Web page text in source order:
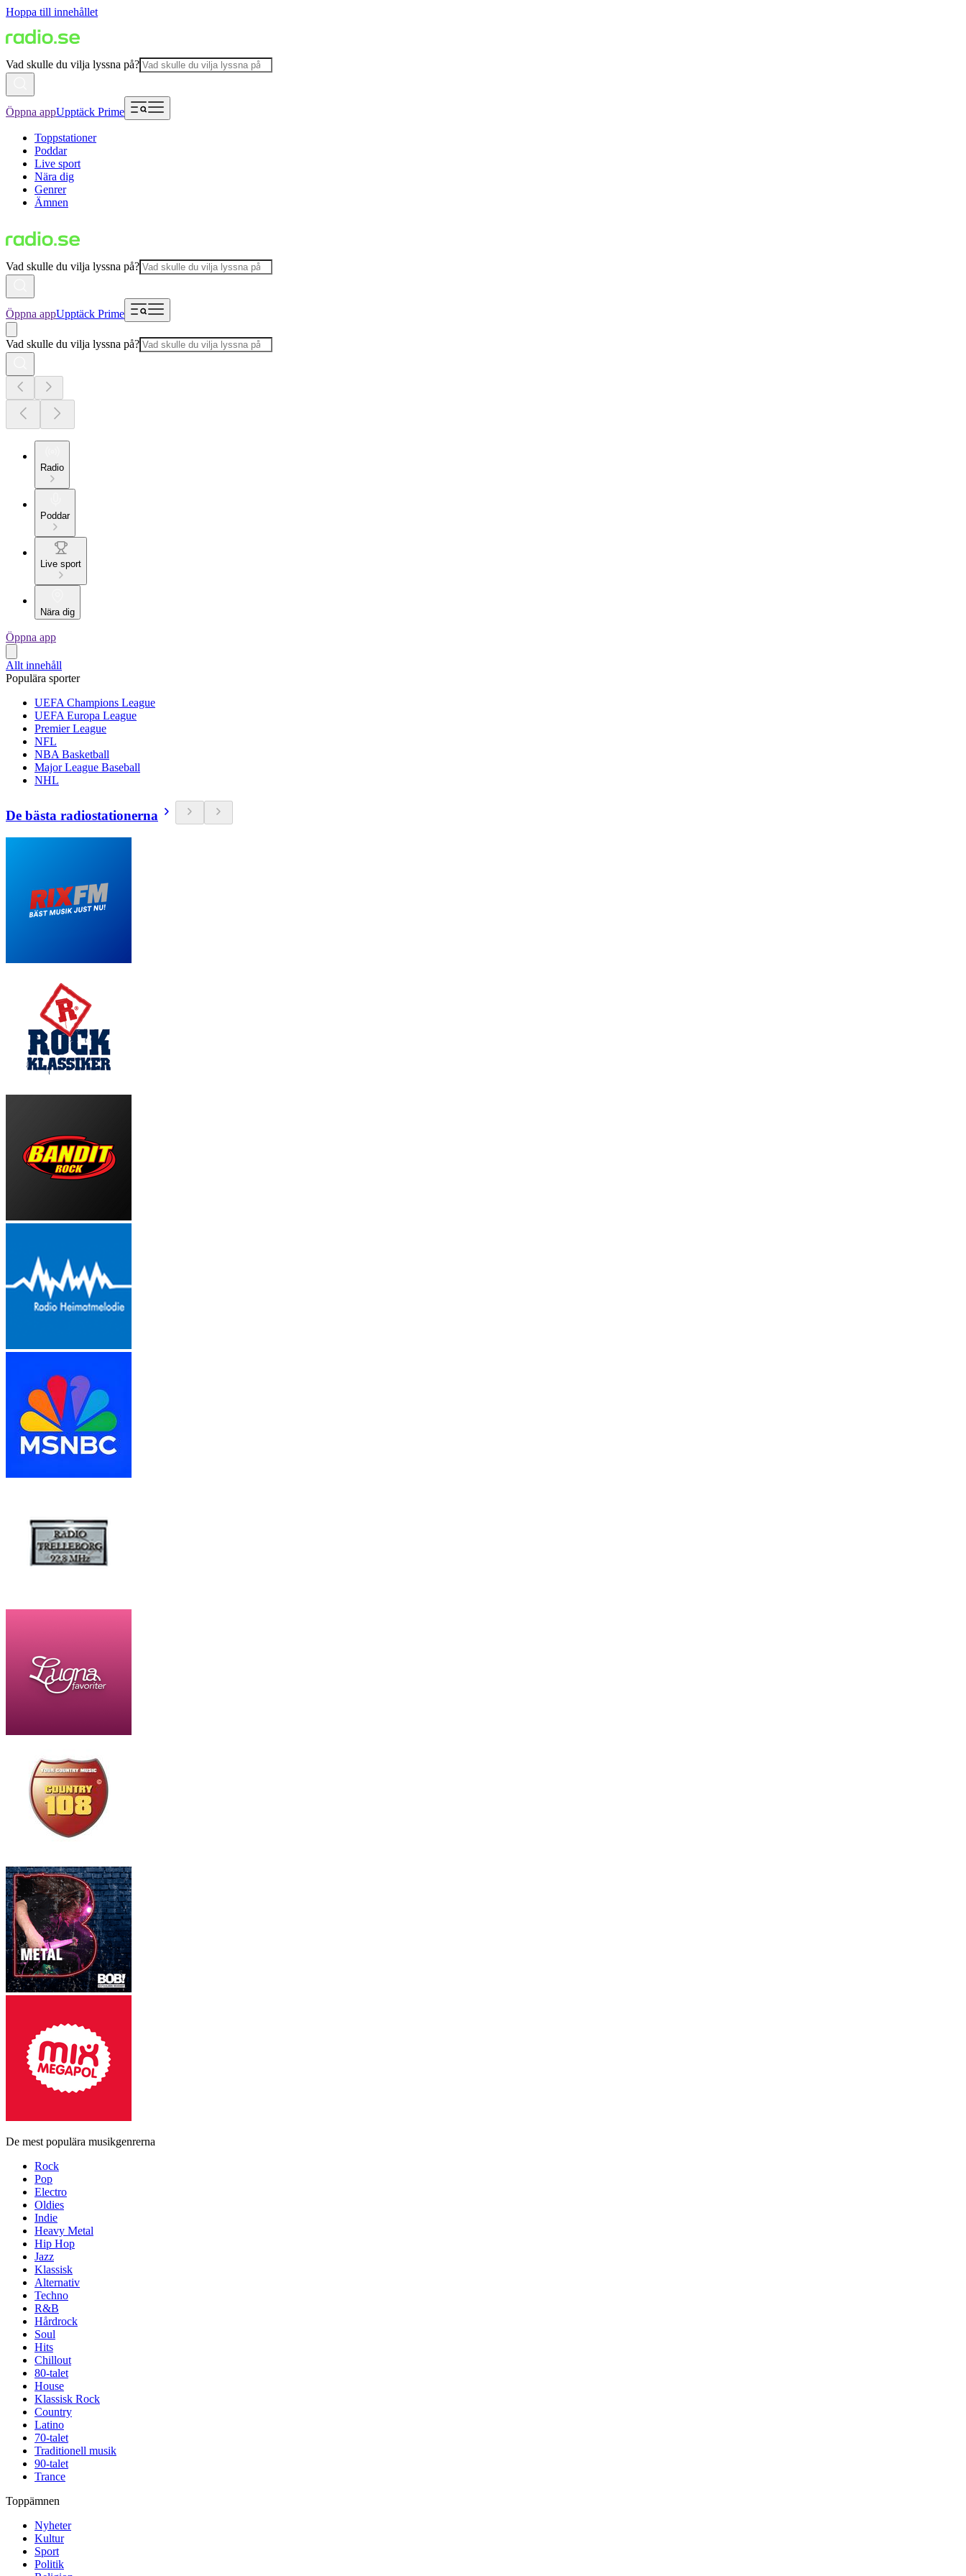
Hoppa till innehållet
Vad skulle du vilja lyssna på?
Öppna appUpptäck Prime
Toppstationer
Poddar
Live sport
Nära dig
Genrer
Ämnen
Vad skulle du vilja lyssna på?
Öppna appUpptäck Prime
Vad skulle du vilja lyssna på?
Radio
Poddar
Live sport
Nära dig
Öppna app
Allt innehåll
Populära sporter
UEFA Champions League
UEFA Europa League
Premier League
NFL
NBA Basketball
Major League Baseball
NHL
De bästa radiostationerna
De mest populära musikgenrerna
Rock
Pop
Electro
Oldies
Indie
Heavy Metal
Hip Hop
Jazz
Klassisk
Alternativ
Techno
R&B
Hårdrock
Soul
Hits
Chillout
80-talet
House
Klassisk Rock
Country
Latino
70-talet
Traditionell musik
90-talet
Trance
Toppämnen
Nyheter
Kultur
Sport
Politik